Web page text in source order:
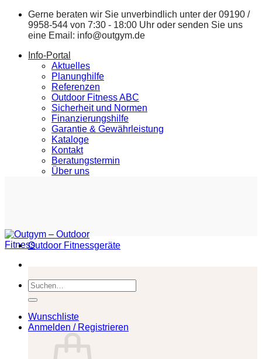
Zum
springen
Gerne beraten wir Sie unverbindlich unter der 09190 /
9958-544 von 7:30 - 18:00 Uhr oder senden Sie uns
eine Email: info@outgym.de
Info-Portal
Aktuelles
Planunghilfe
Referenzen
Outdoor Fitness ABC
Sicherheit und Normen
Finanzierungshilfe
Garantie & Gewährleistung
Kataloge
Kontakt
Beratungstermin
Über uns
Suchen
nach:
Wunschliste
Anmelden / Registrieren
Outdoor Fitnessgeräte